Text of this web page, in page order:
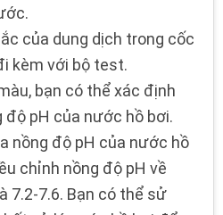
của dung dịch trong cốc
kèm với bộ test.
bạn có thể xác định
độ pH của nước hồ bơi.
nồng độ pH của nước hồ
chỉnh nồng độ pH về
7.2-7.6. Bạn có thể sử